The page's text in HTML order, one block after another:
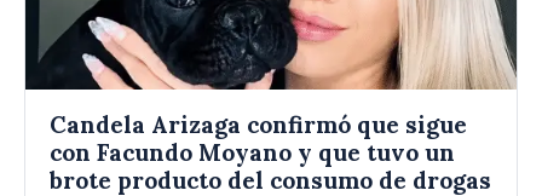
Candela Arizaga confirmó que sigue
con Facundo Moyano y que tuvo un
brote producto del consumo de drogas